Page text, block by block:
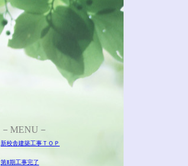
－MENU－
新校舎建築工事ＴＯＰ
第Ⅱ期工事完了